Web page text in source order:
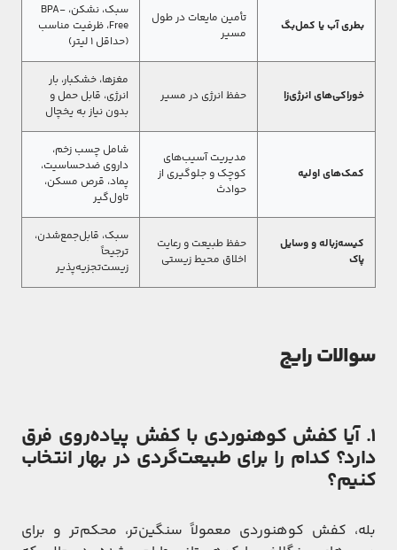
بطری آب یا کمل‌بگ
تأمین مایعات در طول
مسیر
سبک، نشکن، BPA-
Free، ظرفیت مناسب
(حداقل ۱ لیتر)
خوراکی‌های انرژی‌زا حفظ انرژی در مسیر
مغزها، خشکبار، بار
انرژی، قابل حمل و
بدون نیاز به یخچال
کمک‌های اولیه
مدیریت آسیب‌های
کوچک و جلوگیری از
حوادث
شامل چسب زخم،
داروی ضدحساسیت،
پماد، قرص مسکن،
تاول‌گیر
کیسه‌زباله و وسایل
پاک
حفظ طبیعت و رعایت
اخلاق محیط زیستی
سبک، قابل‌جمع‌شدن،
ترجیحاً
زیست‌تجزیه‌پذیر
سوالات رایج
1. آیا کفش کوهنوردی با کفش پیاده‌روی فرق
دارد؟ کدام را برای طبیعت‌گردی در بهار انتخاب
کنیم؟
بله، کفش کوهنوردی معمولاً سنگین‌تر، محکم‌تر و برای